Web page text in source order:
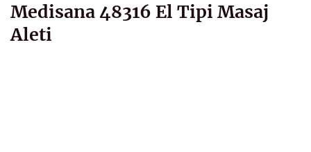
Medisana 48316 El Tipi Masaj
Aleti